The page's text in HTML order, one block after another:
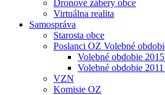
Dronové zábery obce
Virtuálna realita
Samospráva
Starosta obce
Poslanci OZ Volebné
Volebné obdobie
Volebné obdobie
VZN
Komisie OZ